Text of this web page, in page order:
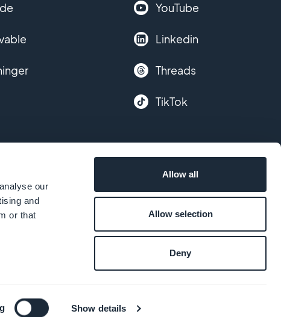
our
and
or that
Show details
Allow all
Allow selection
Deny
YouTube
Linkedin
Threads
TikTok